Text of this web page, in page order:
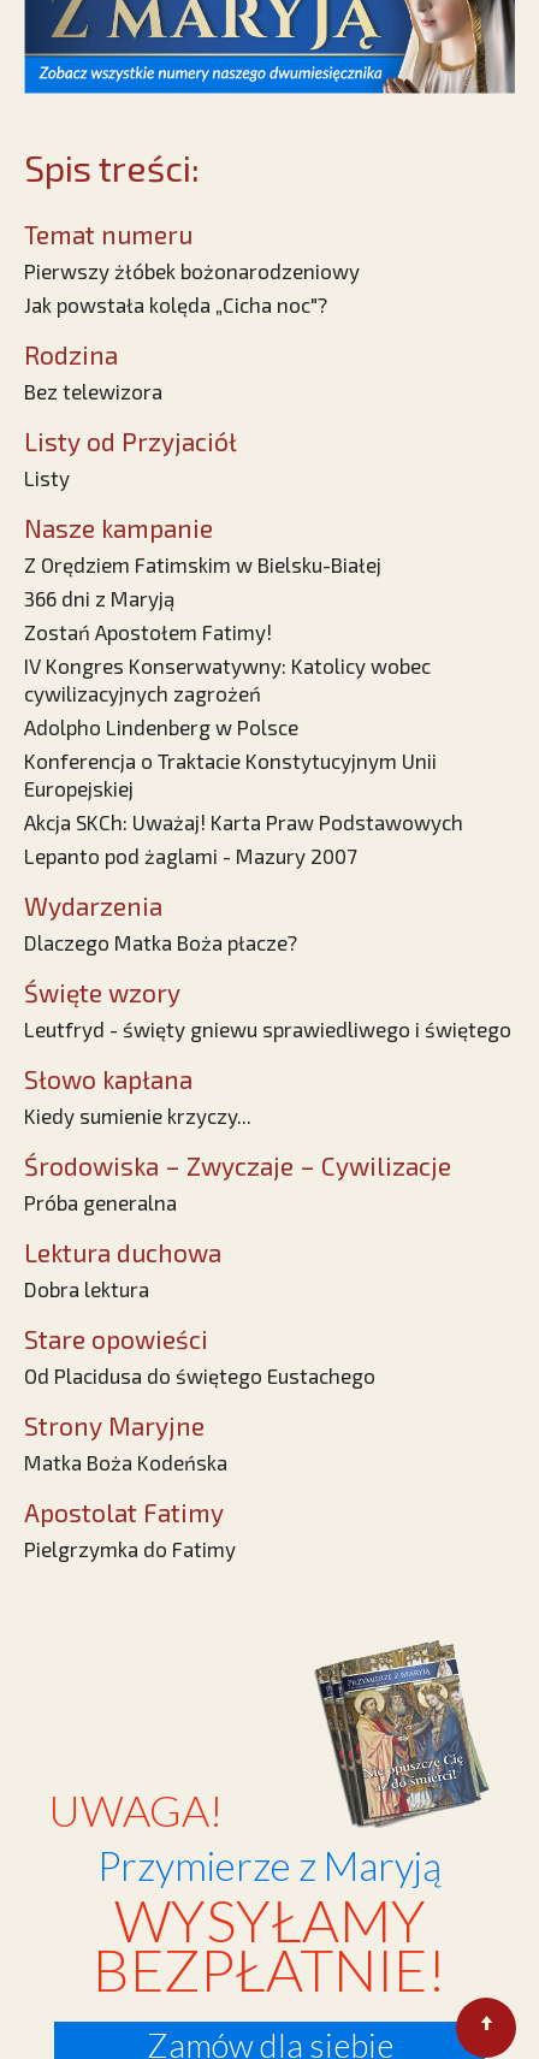
Spis treści:
Temat numeru
Pierwszy żłóbek bożonarodzeniowy
Jak powstała kolęda „Cicha noc"?
Rodzina
Bez telewizora
Listy od Przyjaciół
Listy
Nasze kampanie
Z Orędziem Fatimskim w Bielsku-Białej
366 dni z Maryją
Zostań Apostołem Fatimy!
IV Kongres Konserwatywny: Katolicy wobec
cywilizacyjnych zagrożeń
Adolpho Lindenberg w Polsce
Konferencja o Traktacie Konstytucyjnym Unii
Europejskiej
Akcja SKCh: Uważaj! Karta Praw Podstawowych
Lepanto pod żaglami - Mazury 2007
Wydarzenia
Dlaczego Matka Boża płacze?
Święte wzory
Leutfryd - święty gniewu sprawiedliwego i świętego
Słowo kapłana
Kiedy sumienie krzyczy...
Środowiska – Zwyczaje – Cywilizacje
Próba generalna
Lektura duchowa
Dobra lektura
Stare opowieści
Od Placidusa do świętego Eustachego
Strony Maryjne
Matka Boża Kodeńska
Apostolat Fatimy
Pielgrzymka do Fatimy
UWAGA!
Przymierze z Maryją
WYSYŁAMY
BEZPŁATNIE!
Zamów dla siebie